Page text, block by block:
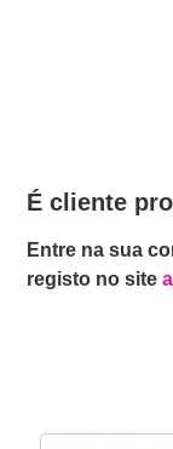
É cliente
Entre na sua
registo no site